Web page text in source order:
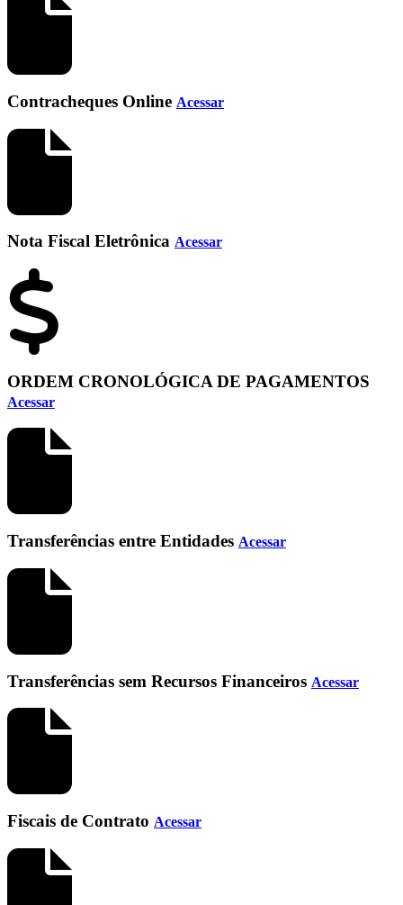
Contracheques Online Acessar
Nota Fiscal Eletrônica Acessar
ORDEM CRONOLÓGICA DE PAGAMENTOS
Acessar
Transferências entre Entidades Acessar
Transferências sem Recursos Financeiros Acessar
Fiscais de Contrato Acessar